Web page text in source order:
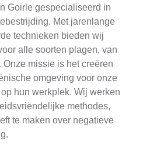
Goirle gespecialiseerd in
Met jarenlange
technieken bieden wij
alle soorten plagen, van
missie is het creëren
omgeving voor onze
hun werkplek. Wij werken
methodes,
te maken over negatieve